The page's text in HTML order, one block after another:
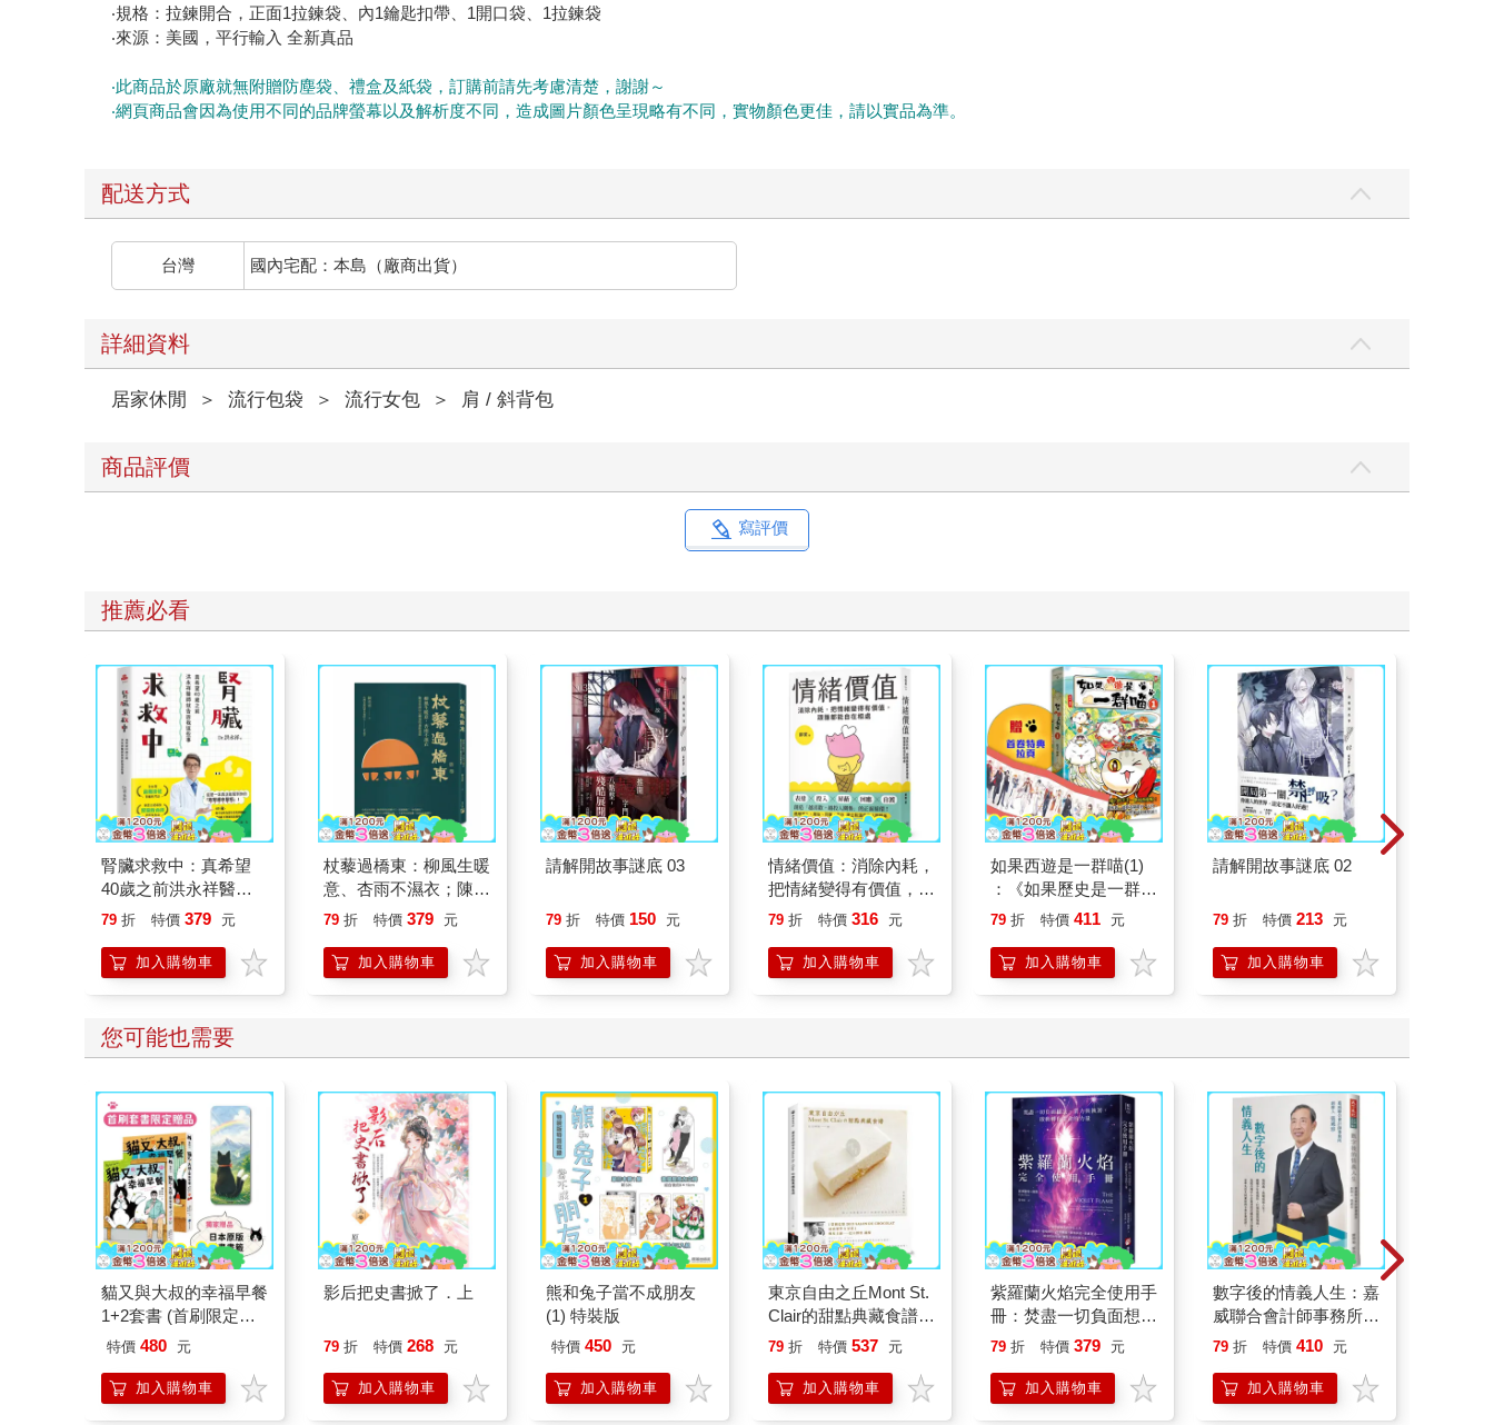
‧規格：拉鍊開合，正面1拉鍊袋、內1鑰匙扣帶、1開口袋、1拉鍊袋
‧來源：美國，平行輸入 全新真品
‧此商品於原廠就無附贈防塵袋、禮盒及紙袋，訂購前請先考慮清楚，謝謝～
‧網頁商品會因為使用不同的品牌螢幕以及解析度不同，造成圖片顏色呈現略有不同，實物顏色更佳，請以實品為準。
配送方式
台灣 國內宅配：本島（廠商出貨）
詳細資料
居家休閒 ＞ 流行包袋 ＞ 流行女包 ＞ 肩 / 斜背包
商品評價
寫評價
推薦必看
腎臟求救中：真希望
40歲之前洪永祥醫師
就告訴我這些事
79 折 特價 379 元
加入購物車
杖藜過橋東：柳風生暖
意、杏雨不濕衣；陳亮
恭談以心轉境的適齡漫
79 折 特價 379 元
加入購物車
請解開故事謎底 03
79 折 特價 150 元
加入購物車
情緒價值：消除內耗，
把情緒變得有價值，跟
誰都能自在相處
79 折 特價 316 元
加入購物車
如果西遊是一群喵(1)
：《如果歷史是一群
喵》作者最新力作，附
79 折 特價 411 元
加入購物車
請解開故事謎底 02
79 折 特價 213 元
加入購物車
您可能也需要
貓又與大叔的幸福早餐
1+2套書 (首刷限定加
贈「一起走過雨天晴
籤)
特價 480 元
加入購物車
影后把史書掀了．上
79 折 特價 268 元
加入購物車
熊和兔子當不成朋友
(1) 特裝版
特價 450 元
加入購物車
東京自由之丘Mont St.
Clair的甜點典藏食譜
(烘焙食光)
79 折 特價 537 元
加入購物車
紫羅蘭火焰完全使用手
冊：焚盡一切負面想
法、業力與執著，啟動
79 折 特價 379 元
加入購物車
數字後的情義人生：嘉
威聯合會計師事務所創
辦人張威珍的故事
79 折 特價 410 元
加入購物車